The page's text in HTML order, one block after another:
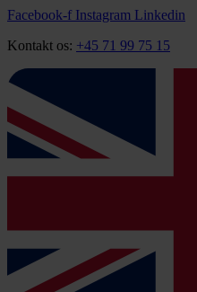
Videre
indhold
Facebook-f Instagram Linkedin
Kontakt os: +45 71 99 75 15